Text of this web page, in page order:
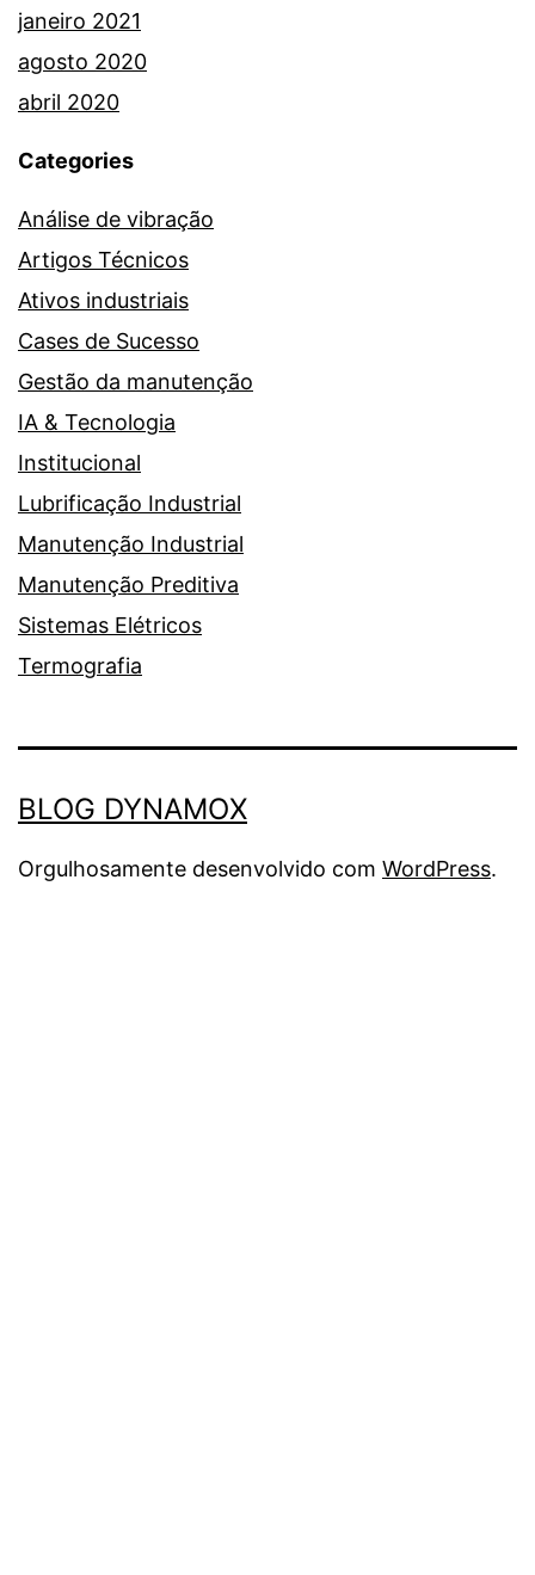
janeiro 2021
agosto 2020
abril 2020
Categories
Análise de vibração
Artigos Técnicos
Ativos industriais
Cases de Sucesso
Gestão da manutenção
IA & Tecnologia
Institucional
Lubrificação Industrial
Manutenção Industrial
Manutenção Preditiva
Sistemas Elétricos
Termografia
BLOG DYNAMOX
Orgulhosamente desenvolvido com WordPress.